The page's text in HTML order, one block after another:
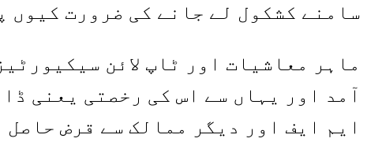
سامنے کشکول لے جانے کی ضرورت کیوں
ماہر معاشیات اور ٹاپ لائن
آمد اور یہاں سے اس کی رخصتی یعنی
ایم ایف اور دیگر ممالک سے قرض